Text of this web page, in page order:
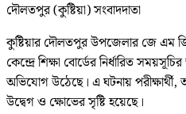
দৌলতপুর (কুষ্টিয়া) সংবাদদাতা
কুষ্টিয়ার দৌলতপুর উপজেলার জে এম
কেন্দ্রে শিক্ষা বোর্ডের নির্ধারিত
অভিযোগ উঠেছে। এ ঘটনায় পরীক্ষার্থী,
উদ্বেগ ও ক্ষোভের সৃষ্টি হয়েছে।